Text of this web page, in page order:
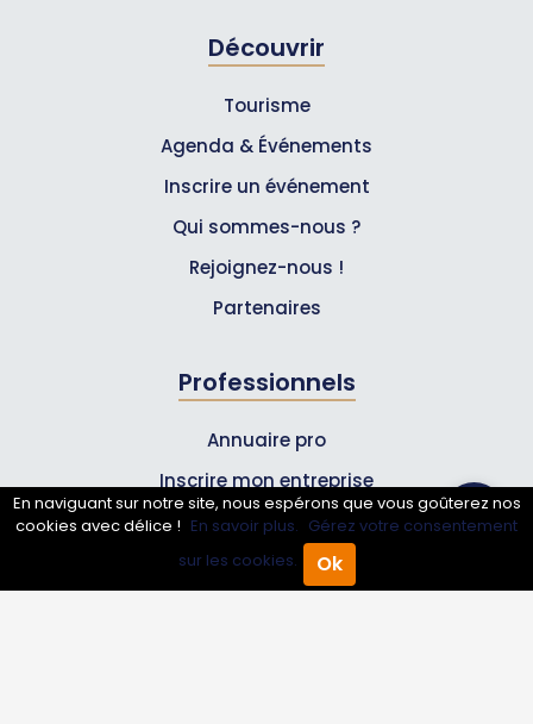
Annuaire Pro Agenda
Découvrir
Tourisme
Agenda & Événements
Inscrire un événement
Qui sommes-nous ?
Rejoignez-nous !
Partenaires
Professionnels
Annuaire pro
Inscrire mon entreprise
Les Abonnements Pros
Infos
En naviguant sur notre site, nous espérons que vous goûterez nos
cookies avec délice ! En savoir plus. Gérez votre consentement
sur les cookies.
Ok